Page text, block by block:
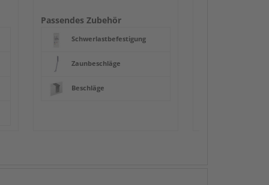
Passendes Zubehör
Schwerlastbefestigung
Zaunbeschläge
Beschläge